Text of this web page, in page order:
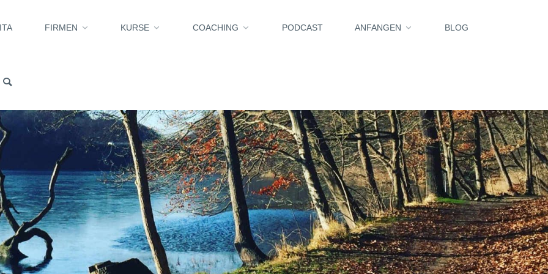
FIRMEN KURSE COACHING PODCAST ANFANGEN BLOG